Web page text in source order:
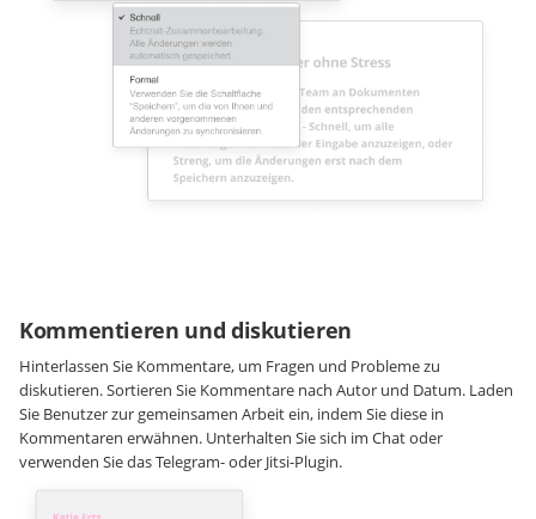
Kommentieren und diskutieren
Hinterlassen Sie Kommentare, um Fragen und Probleme zu
diskutieren. Sortieren Sie Kommentare nach Autor und Datum. Laden
Sie Benutzer zur gemeinsamen Arbeit ein, indem Sie diese in
Kommentaren erwähnen. Unterhalten Sie sich im Chat oder
verwenden Sie das Telegram- oder Jitsi-Plugin.